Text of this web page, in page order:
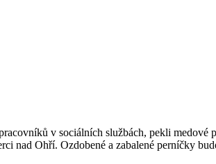
v sociálních službách, pekli medové
nad Ohří. Ozdobené a zabalené perníčky